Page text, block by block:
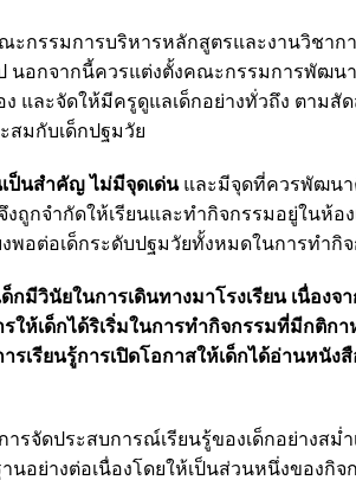
ะกรรมการบริหารหลักสูตรและงานวิชาก
นอกจากนี้ควรแต่งตั้งคณะกรรมการพัฒน
และจัดให้มีครูดูแลเด็กอย่างทั่วถึง ตามสั
สมกับเด็กปฐมวัย
ป็นสำคัญ ไม่มีจุดเด่นและมีจุดที่ควรพัฒนา
ถูกจำกัดให้เรียนและทำกิจกรรมอยู่ในห้อ
พอต่อเด็กระดับปฐมวัยทั้งหมดในการทำกิ
มีวินัยในการเดินทางมาโรงเรียน เนื่องจ
รให้เด็กได้ริเริ่มในการทำกิจกรรมที่มีกติ
รเรียนรู้การเปิดโอกาสให้เด็กได้อ่านหนั
รจัดประสบการณ์เรียนรู้ของเด็กอย่างสม่
อย่างต่อเนื่องโดยให้เป็นส่วนหนึ่งของกิจ